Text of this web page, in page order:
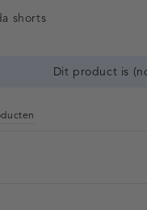
shorts
Dit product is